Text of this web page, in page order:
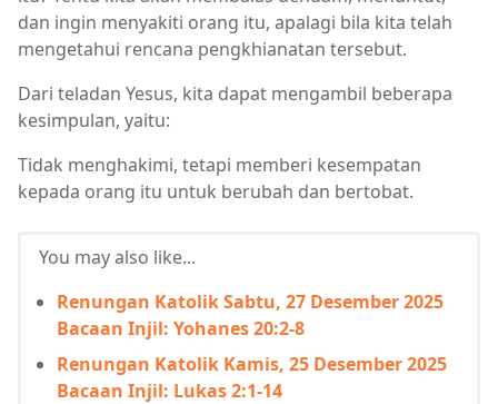
dan ingin menyakiti orang itu, apalagi bila kita telah
mengetahui rencana pengkhianatan tersebut.
Dari teladan Yesus, kita dapat mengambil beberapa
kesimpulan, yaitu:
Tidak menghakimi, tetapi memberi kesempatan
kepada orang itu untuk berubah dan bertobat.
You may also like...
Renungan Katolik Sabtu, 27 Desember 2025
Bacaan Injil: Yohanes 20:2-8
Renungan Katolik Kamis, 25 Desember 2025
Bacaan Injil: Lukas 2:1-14